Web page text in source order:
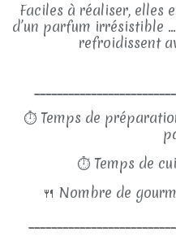
Faciles à réaliser, elles
d’un parfum irrésistible
refroidissent
⏱ Temps de
⏱ Temps de
🍴 Nombre de